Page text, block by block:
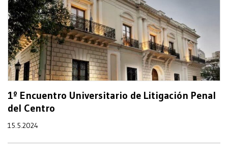
1º Encuentro Universitario de Litigación Penal
del Centro
15.5.2024